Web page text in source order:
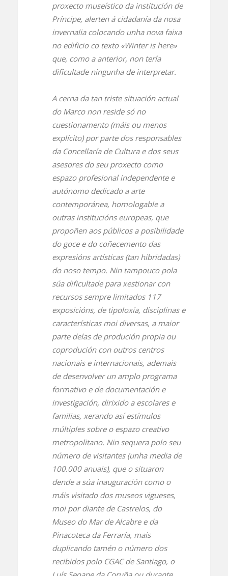
proxecto museístico da institución de
Príncipe, alerten á cidadanía da nosa
invernalia colocando unha nova faixa
no edificio co texto «Winter is here»
que, como a anterior, non tería
dificultade ningunha de interpretar.
A cerna da tan triste situación actual
do Marco non reside só no
cuestionamento (máis ou menos
explícito) por parte dos responsables
da Concellaría de Cultura e dos seus
asesores do seu proxecto como
espazo profesional independente e
autónomo dedicado a arte
contemporánea, homologable a
outras institucións europeas, que
propoñen aos públicos a posibilidade
do goce e do coñecemento das
expresións artísticas (tan hibridadas)
do noso tempo. Nin tampouco pola
súa dificultade para xestionar con
recursos sempre limitados 117
exposicións, de tipoloxía, disciplinas e
características moi diversas, a maior
parte delas de produción propia ou
coprodución con outros centros
nacionais e internacionais, ademais
de desenvolver un amplo programa
formativo e de documentación e
investigación, dirixido a escolares e
familias, xerando así estímulos
múltiples sobre o espazo creativo
metropolitano. Nin sequera polo seu
número de visitantes (unha media de
100.000 anuais), que o situaron
dende a súa inauguración como o
máis visitado dos museos vigueses,
moi por diante de Castrelos, do
Museo do Mar de Alcabre e da
Pinacoteca da Ferraría, mais
duplicando tamén o número dos
recibidos polo CGAC de Santiago, o